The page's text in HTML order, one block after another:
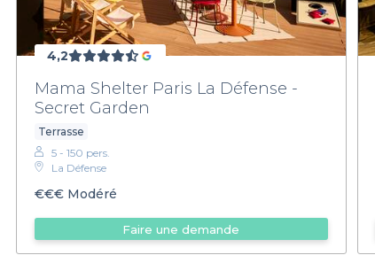
4,2
Mama Shelter Paris La Défense -
Secret Garden
Terrasse
5 - 150 pers.
La Défense
€€€ Modéré
Faire une demande